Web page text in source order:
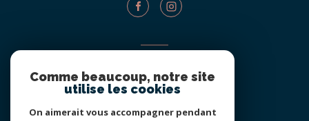
Nous adhérons
Comme beaucoup, notre site
utilise les cookies
On aimerait vous accompagner pendant